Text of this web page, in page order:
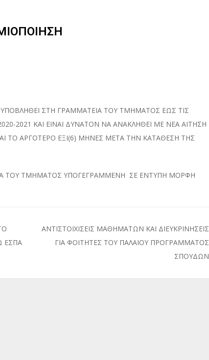
ΣΤΗ ΓΡΑΜΜΑΤΕΙΑ ΤΟΥ ΤΜΗΜΑΤΟΣ ΕΩΣ ΤΙΣ
2021 ΚΑΙ ΕΙΝΑΙ ΔΥΝΑΤΟΝ ΝΑ ΑΝΑΚΛΗΘΕΙ ΜΕ ΝΕΑ ΑΙΤΗΣΗ
ΤΟ ΑΡΓΟΤΕΡΟ ΕΞΙ(6) ΜΗΝΕΣ ΜΕΤΑ ΤΗΝ ΚΑΤΑΘΕΣΗ ΤΗΣ
ΤΟΥ ΤΜΗΜΑΤΟΣ ΥΠΟΓΕΓΡΑΜΜΕΝΗ ΣΕ ΕΝΤΥΠΗ ΜΟΡΦΗ
ΕΣΠΑ
ΑΝΤΙΣΤΟΙΧΙΣΕΙΣ ΜΑΘΗΜΑΤΩΝ ΚΑΙ ΔΙΕΥΚΡΙΝΗΣΕΙΣ
ΓΙΑ ΦΟΙΤΗΤΕΣ ΤΟΥ ΠΑΛΑΙΟΥ ΠΡΟΓΡΑΜΜΑΤΟΣ
ΣΠΟΥΔΩΝ